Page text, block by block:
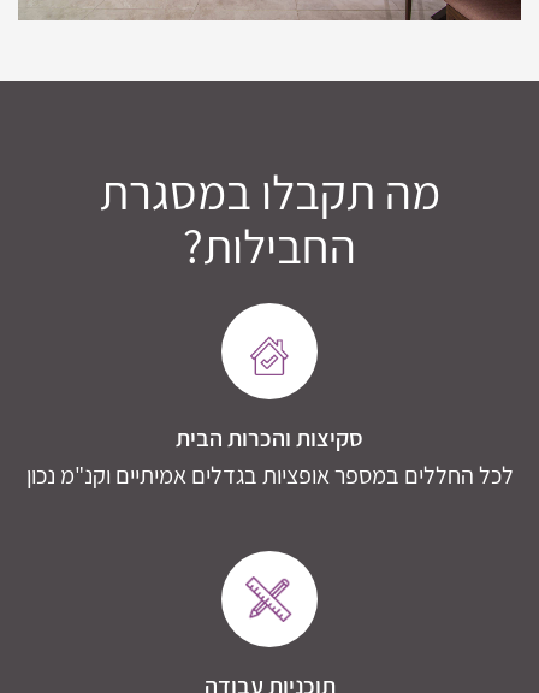
מה תקבלו במסגרת
החבילות?
סקיצות והכרות הבית
לכל החללים במספר אופציות בגדלים אמיתיים וקנ"מ נכון
תוכניות עבודה